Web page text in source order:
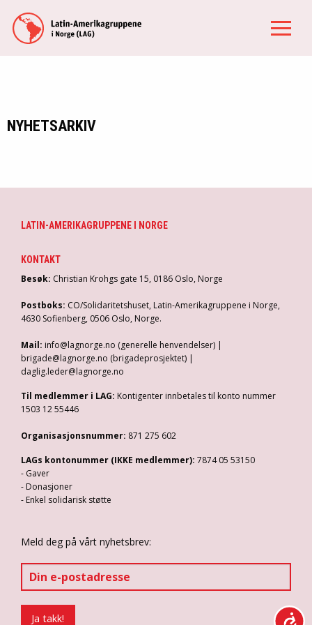
NYHETSARKIV
LATIN-AMERIKAGRUPPENE I NORGE
KONTAKT
Besøk: Christian Krohgs gate 15, 0186 Oslo, Norge
Postboks: CO/Solidaritetshuset, Latin-Amerikagruppene i Norge,
4630 Sofienberg, 0506 Oslo, Norge.
Mail: info@lagnorge.no (generelle henvendelser) |
brigade@lagnorge.no (brigadeprosjektet) |
daglig.leder@lagnorge.no
Til medlemmer i LAG: Kontigenter innbetales til konto nummer
1503 12 55446
Organisasjonsnummer: 871 275 602
LAGs kontonummer (IKKE medlemmer): 7874 05 53150
- Gaver
- Donasjoner
- Enkel solidarisk støtte
Meld deg på vårt nyhetsbrev: